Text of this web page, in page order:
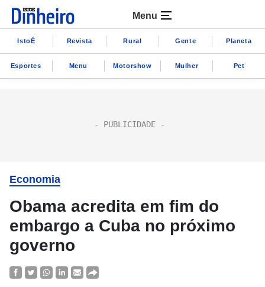
Menu
IstoÉ Revista Rural Gente Planeta
Esportes Menu Motorshow Mulher Pet
Economia
Obama acredita em fim do
embargo a Cuba no próximo
governo